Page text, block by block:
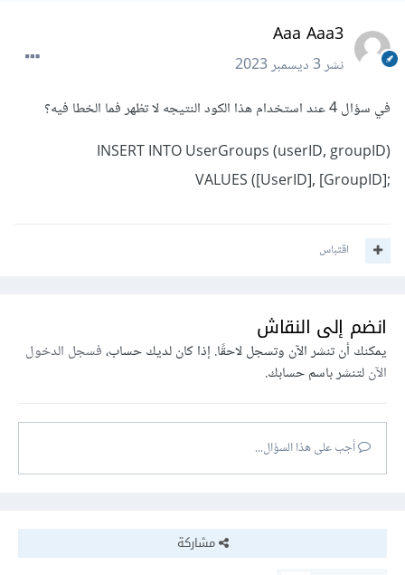
Aaa Aaa3
نشر3 ديسمبر 2023
في سؤال 4 عند استخدام هذا الكود النتيجه لا تظهر فما الخطا فيه؟
INSERT INTO UserGroups (userID, groupID)
اقتباس
انضم إلى النقاش
يمكنك أن تنشر الآن وتسجل لاحقًا. إذا كان لديك حساب،فسجل الدخول
الآنلتنشر باسم حسابك.
أجب على هذا السؤال...
مشاركة